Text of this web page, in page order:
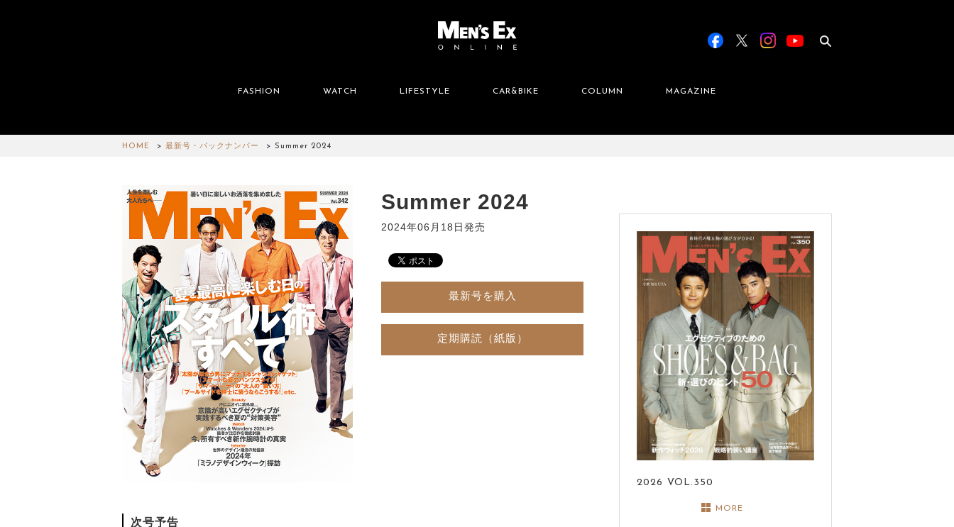
FASHION WATCH LIFESTYLE CAR&BIKE COLUMN MAGAZINE
HOME 最新号・バックナンバー Summer 2024
Summer 2024
2024年06月18日発売
最新号を購入
定期購読（紙版）
次号予告
2026 VOL.350
MORE